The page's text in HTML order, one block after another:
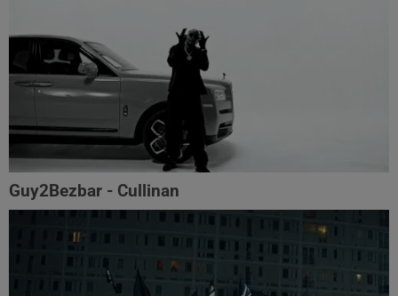
Guy2Bezbar - Cullinan